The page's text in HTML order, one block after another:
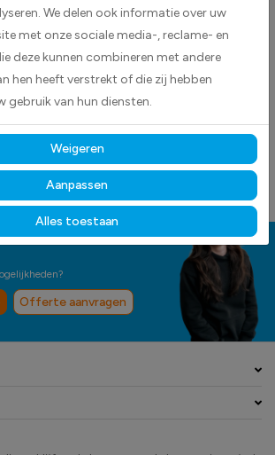
Vuurwerkvrije zone
OP VOORRAAD
Vanaf € 4,65
€ 7,15
Offerte aanvragen
We delen ook informatie over uw
met onze sociale media-, reclame- en
deze kunnen combineren met andere
hen heeft verstrekt of die zij hebben
gebruik van hun diensten.
Weigeren
Aanpassen
Alles toestaan